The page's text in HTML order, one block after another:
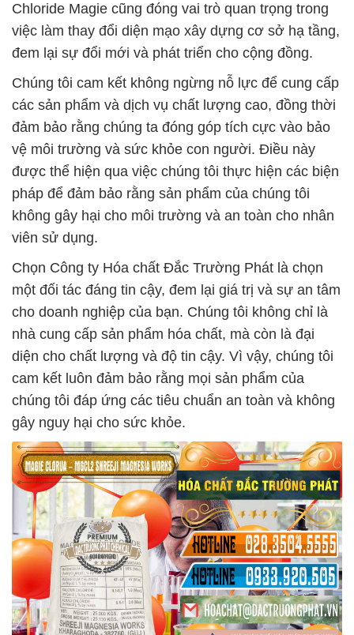
Chloride Magie cũng đóng vai trò quan trọng trong
việc làm thay đổi diện mạo xây dựng cơ sở hạ tầng,
đem lại sự đổi mới và phát triển cho cộng đồng.
Chúng tôi cam kết không ngừng nỗ lực để cung cấp
các sản phẩm và dịch vụ chất lượng cao, đồng thời
đảm bảo rằng chúng ta đóng góp tích cực vào bảo
vệ môi trường và sức khỏe con người. Điều này
được thể hiện qua việc chúng tôi thực hiện các biện
pháp để đảm bảo rằng sản phẩm của chúng tôi
không gây hại cho môi trường và an toàn cho nhân
viên sử dụng.
Chọn Công ty Hóa chất Đắc Trường Phát là chọn
một đối tác đáng tin cậy, đem lại giá trị và sự an tâm
cho doanh nghiệp của bạn. Chúng tôi không chỉ là
nhà cung cấp sản phẩm hóa chất, mà còn là đại
diện cho chất lượng và độ tin cậy. Vì vậy, chúng tôi
cam kết luôn đảm bảo rằng mọi sản phẩm của
chúng tôi đáp ứng các tiêu chuẩn an toàn và không
gây nguy hại cho sức khỏe.